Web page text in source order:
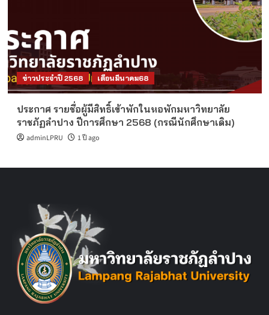
ข่าวประจำปี 2568 เดือนมีนาคม68
ประกาศ รายชื่อผู้มีสิทธิ์เข้าพักในหอพักมหาวิทยาลัย
ราชภัฏลำปาง ปีการศึกษา 2568 (กรณีนักศึกษาเดิม)
adminLPRU 1 ปี ago